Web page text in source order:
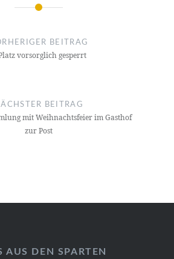
BEITRAG
vorsorglich gesperrt
BEITRAG
mit Weihnachtsfeier im Gasthof
zur Post
AUS DEN SPARTEN